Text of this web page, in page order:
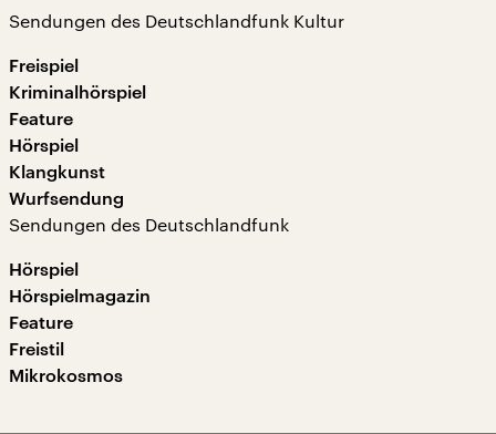
Sendungen des Deutschlandfunk Kultur
Freispiel
Kriminalhörspiel
Feature
Hörspiel
Klangkunst
Wurfsendung
Sendungen des Deutschlandfunk
Hörspiel
Hörspielmagazin
Feature
Freistil
Mikrokosmos